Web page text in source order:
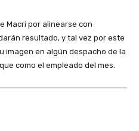
Macri por alinearse con
resultado, y tal vez por este
imagen en algún despacho de la
como el empleado del mes.